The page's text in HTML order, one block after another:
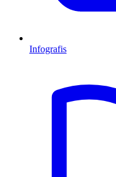
Infografis